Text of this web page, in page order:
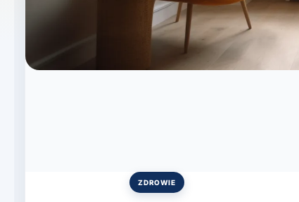
Posted
ZDROWIE